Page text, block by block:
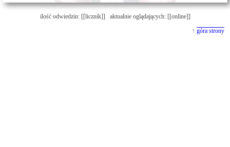
ilość odwiedzin: [[licznik]] aktualnie oglądających: [[online]]
↑ góra strony